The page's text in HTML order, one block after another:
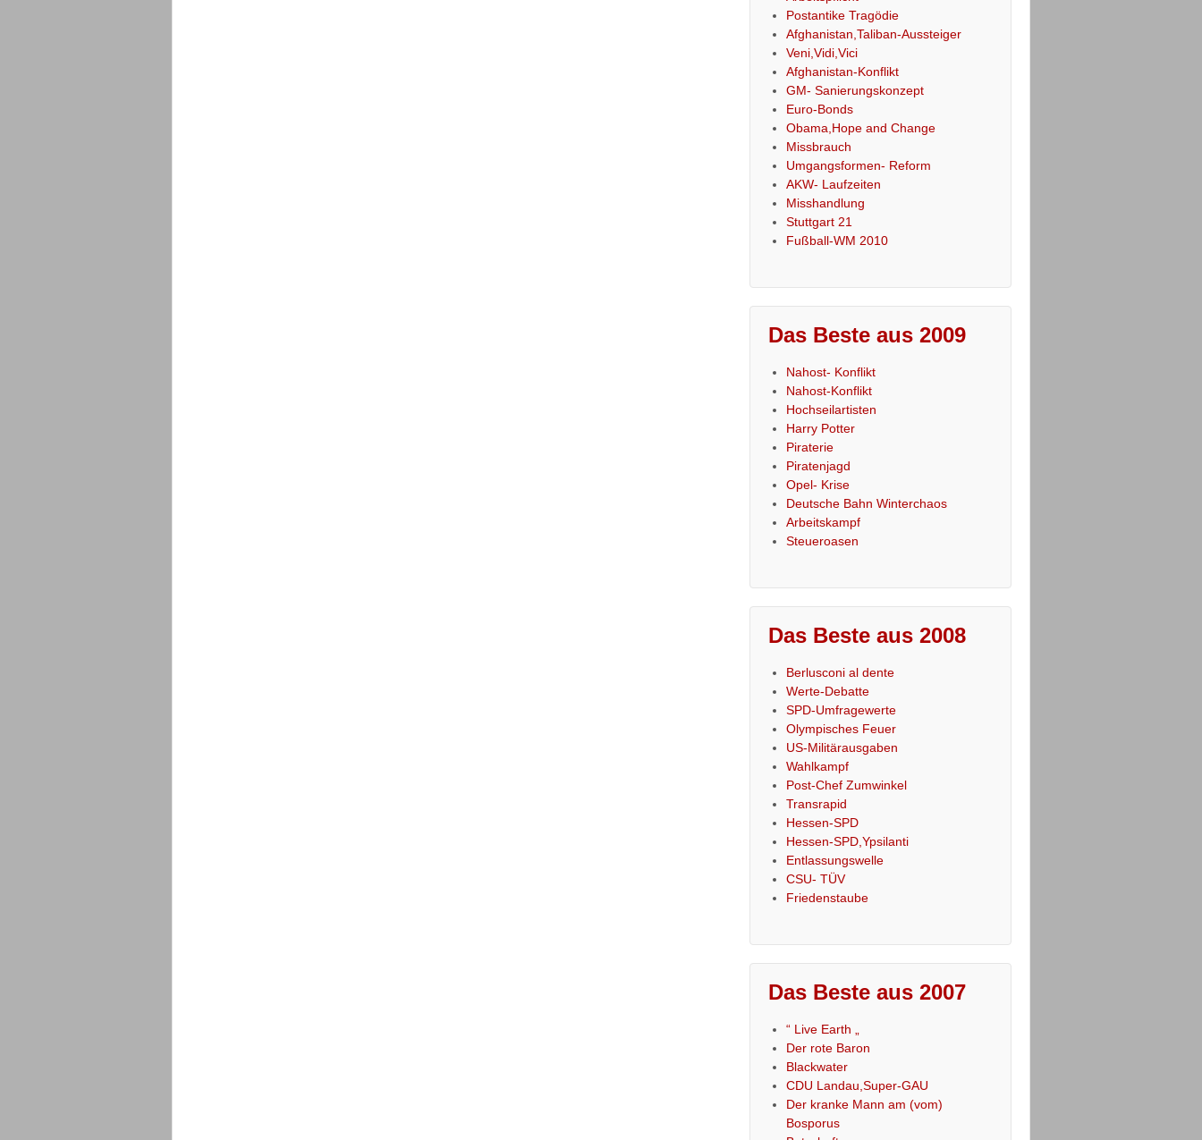
Postantike Tragödie
Afghanistan,Taliban-Aussteiger
Veni,Vidi,Vici
Afghanistan-Konflikt
GM- Sanierungskonzept
Euro-Bonds
Obama,Hope and Change
Missbrauch
Umgangsformen- Reform
AKW- Laufzeiten
Misshandlung
Stuttgart 21
Fußball-WM 2010
Das Beste aus 2009
Nahost- Konflikt
Nahost-Konflikt
Hochseilartisten
Harry Potter
Piraterie
Piratenjagd
Opel- Krise
Deutsche Bahn Winterchaos
Arbeitskampf
Steueroasen
Das Beste aus 2008
Berlusconi al dente
Werte-Debatte
SPD-Umfragewerte
Olympisches Feuer
US-Militärausgaben
Wahlkampf
Post-Chef Zumwinkel
Transrapid
Hessen-SPD
Hessen-SPD,Ypsilanti
Entlassungswelle
CSU- TÜV
Friedenstaube
Das Beste aus 2007
“ Live Earth „
Der rote Baron
Blackwater
CDU Landau,Super-GAU
Der kranke Mann am (vom)
Bosporus